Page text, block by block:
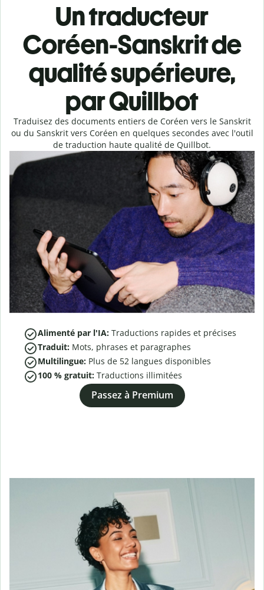
Un traducteur
Coréen-Sanskrit de
qualité supérieure,
par Quillbot
Traduisez des documents entiers de Coréen vers le Sanskrit
ou du Sanskrit vers Coréen en quelques secondes avec l'outil
de traduction haute qualité de Quillbot.
Alimenté par l'IA: Traductions rapides et précises
Traduit: Mots, phrases et paragraphes
Multilingue: Plus de 52 langues disponibles
100 % gratuit: Traductions illimitées
Passez à Premium